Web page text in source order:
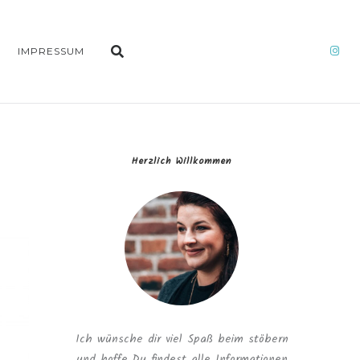
IMPRESSUM
Herzlich Willkommen
Ich wünsche dir viel Spaß beim stöbern